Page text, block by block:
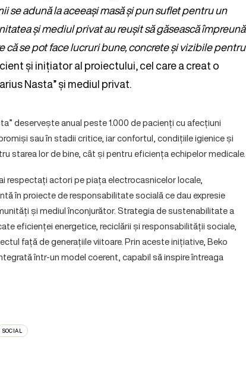
se adună la aceeași masă și pun suflet pentru un
și mediul privat au reușit să găsească împreună
se pot face lucruri bune, concrete și vizibile pentru
și inițiator al proiectului, cel care a creat o
Nasta” și mediul privat.
deservește anual peste 1.000 de pacienți cu afecțiuni
sau în stadii critice, iar confortul, condițiile igienice și
starea lor de bine, cât și pentru eficiența echipelor medicale.
respectați actori pe piața electrocasnicelor locale,
în proiecte de responsabilitate socială ce dau expresie
și mediul înconjurător. Strategia de sustenabilitate a
eficienței energetice, reciclării și responsabilității sociale,
față de generațiile viitoare. Prin aceste inițiative, Beko
într-un model coerent, capabil să inspire întreaga
SOCIAL